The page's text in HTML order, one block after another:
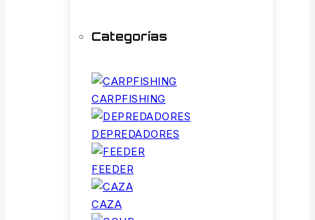
Categorías
CARPFISHING
DEPREDADORES
FEEDER
CAZA